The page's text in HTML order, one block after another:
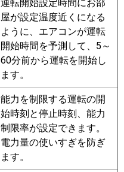
運転開始設定時間にお部
屋が設定温度近くになる
ように、エアコンが運転
開始時間を予測して、5～
60分前から運転を開始し
ます。
能力を制限する運転の開
始時刻と停止時刻、能力
制限率が設定できます。
電力量の使いすぎを防ぎ
ます。